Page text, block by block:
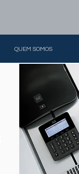
QUEM SOMOS